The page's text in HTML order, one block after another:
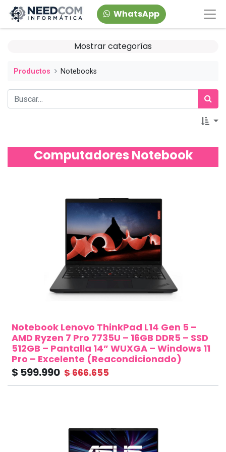
WhatsApp
Mostrar categorías
Productos Notebooks
Computadores Notebook
Notebook Lenovo ThinkPad L14 Gen 5 –
AMD Ryzen 7 Pro 7735U – 16GB DDR5 – SSD
512GB – Pantalla 14” WUXGA – Windows 11
Pro – Excelente (Reacondicionado)
$ 599.990 $666.655